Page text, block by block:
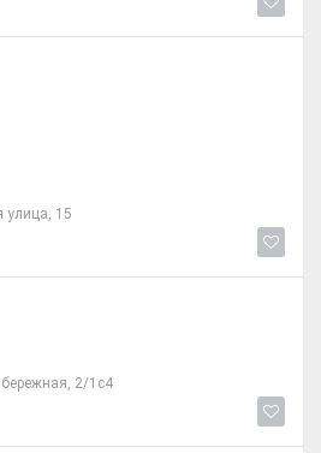
улица, 15
2/1с4